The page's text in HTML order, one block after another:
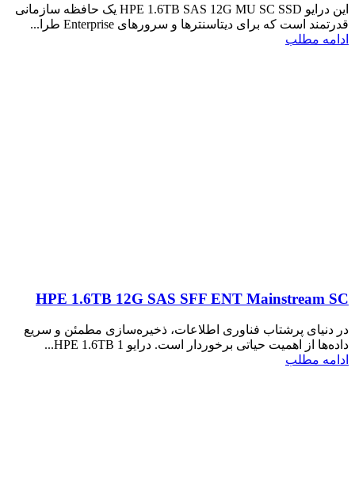
این درایو HPE 1.6TB SAS 12G MU SC SSD یک حافظه سازمانی
قدرتمند است که برای دیتاسنترها و سرورهای Enterprise طرا...
ادامه مطلب
HPE 1.6TB 12G SAS SFF ENT Mainstream SC
در دنیای پرشتاب فناوری اطلاعات، ذخیره‌سازی مطمئن و سریع
داده‌ها از اهمیت حیاتی برخوردار است. درایو HPE 1.6TB 1...
ادامه مطلب